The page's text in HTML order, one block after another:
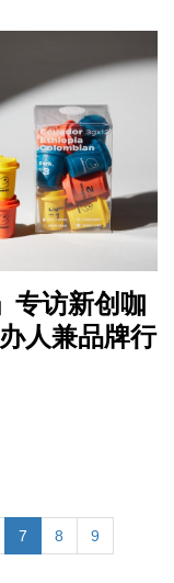
专访新创咖
人兼品牌行
7 8 9